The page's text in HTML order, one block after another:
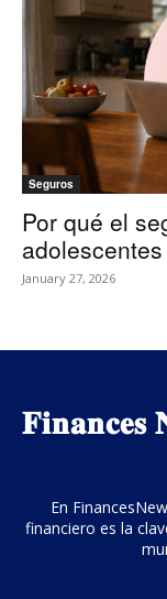
Seguros
Por qué el
January 27, 2026
𝐅𝐢𝐧𝐚𝐧𝐜𝐞𝐬
En
financiero es la